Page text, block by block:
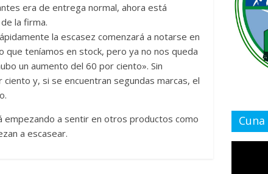
era de entrega normal, ahora está
la firma.
la escasez comenzará a notarse en
teníamos en stock, pero ya no nos queda
un aumento del 60 por ciento». Sin
y, si se encuentran segundas marcas, el
a sentir en otros productos como
a escasear.